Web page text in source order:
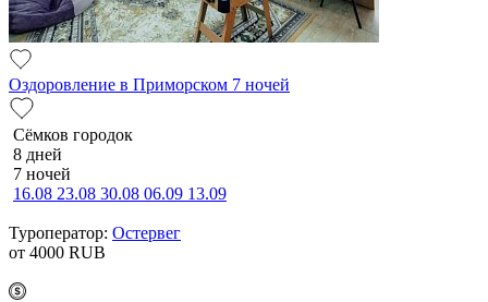
Оздоровление в Приморском 7 ночей
Сёмков городок
8 дней
7 ночей
16.08 23.08 30.08 06.09 13.09
Туроператор: Остервег
от 4000 RUB